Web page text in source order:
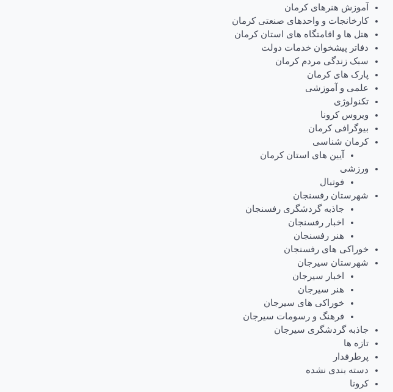
آموزش هنرهای کرمان
کارخانجات و واحدهای صنعتی کرمان
هتل ها و اقامتگاه های استان کرمان
دفاتر پیشخوان خدمات دولت
سبک زندگی مردم کرمان
پارک های کرمان
علمی و آموزشی
تکنولوژی
ویروس کرونا
بیوگرافی کرمان
کرمان شناسی
آیین های استان کرمان
ورزشی
فوتبال
شهرستان رفسنجان
جاذبه گردشگری رفسنجان
اخبار رفسنجان
هنر رفسنجان
خوراکی های رفسنجان
شهرستان سیرجان
اخبار سیرجان
هنر سیرجان
خوراکی های سیرجان
فرهنگ و رسومات سیرجان
جاذبه گردشگری سیرجان
تازه ها
پرطرفدار
دسته بندی نشده
کرونا